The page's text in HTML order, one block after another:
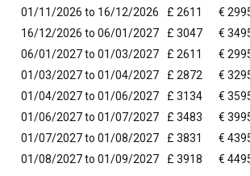
01/11/2026 to 16/12/2026
£ 2611 €
16/12/2026 to 06/01/2027
£ 3047 €
06/01/2027 to 01/03/2027
£ 2611 €
01/03/2027 to 01/04/2027
£ 2872 €
01/04/2027 to 01/06/2027
£ 3134 €
01/06/2027 to 01/07/2027
£ 3483 €
01/07/2027 to 01/08/2027
£ 3831 €
01/08/2027 to 01/09/2027
£ 3918 €